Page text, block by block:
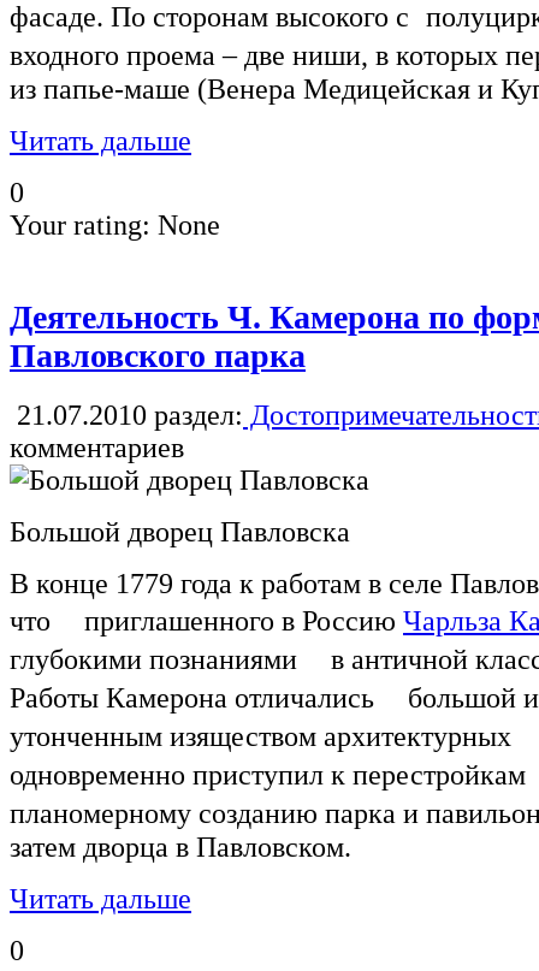
фасаде. По сторонам высокого с
входного проема – две ниши, в которых
из папье-маше (Венера Медицейская и
Читать дальше
0
Your rating: None
Деятельность Ч. Камерона по
Павловского парка
21.07.2010 раздел:
комментариев
Большой дворец Павловска
В конце 1779 года к работам в селе
что приглашенного в Россию Чарльза
глубокими познаниями в античной
Работы Камерона отличались большой
утонченным изяществом
одновременно приступил к
планомерному созданию парка и
затем дворца в Павловском.
Читать дальше
0